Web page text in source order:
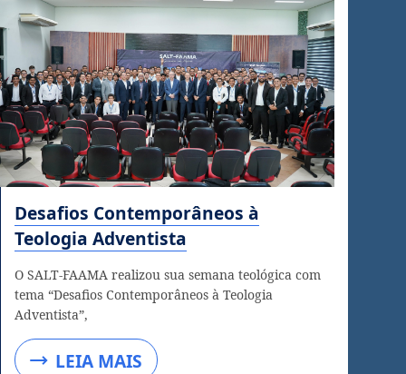
Desafios Contemporâneos à
Teologia Adventista
O SALT-FAAMA realizou sua semana teológica com
tema “Desafios Contemporâneos à Teologia
Adventista”,
LEIA MAIS